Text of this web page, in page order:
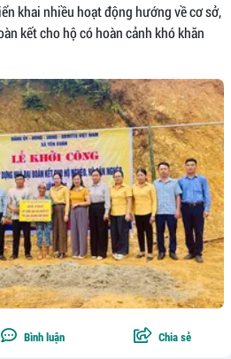
khai nhiều hoạt động hướng về cơ sở,
kết cho hộ có hoàn cảnh khó khăn
Bình luận Chia sẻ